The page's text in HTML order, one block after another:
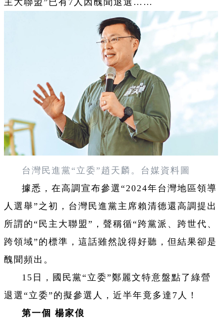
主大聯盟”已有7人因醜聞退選……
台灣民進黨“立委”趙天麟。台媒資料圖
據悉，在高調宣布參選“2024年台灣地區領導
人選舉”之初，台灣民進黨主席賴清德還高調提出
所謂的“民主大聯盟”，聲稱循“跨黨派、跨世代、
跨領域”的標準，這話雖然說得好聽，但結果卻是
醜聞頻出。
15日，國民黨“立委”鄭麗文特意盤點了綠營
退選“立委”的擬參選人，近半年竟多達7人！
第一個 楊家俍